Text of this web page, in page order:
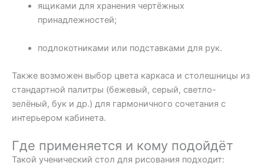
ящиками для хранения чертёжных
принадлежностей;
подлокотниками или подставками для рук.
Также возможен выбор цвета каркаса и столешницы из
стандартной палитры (бежевый, серый, светло-
зелёный, бук и др.) для гармоничного сочетания с
интерьером кабинета.
Где применяется и кому подойдёт
Такой ученический стол для рисования подходит: